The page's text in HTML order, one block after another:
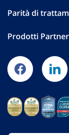
Parità di
Prodotti